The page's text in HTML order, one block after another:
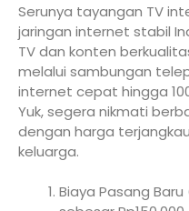
Serunya tayangan TV
jaringan internet stabil
TV dan konten
melalui sambungan
internet cepat hingga
Yuk, segera nikmati
dengan harga
keluarga.
Biaya Pasang Baru